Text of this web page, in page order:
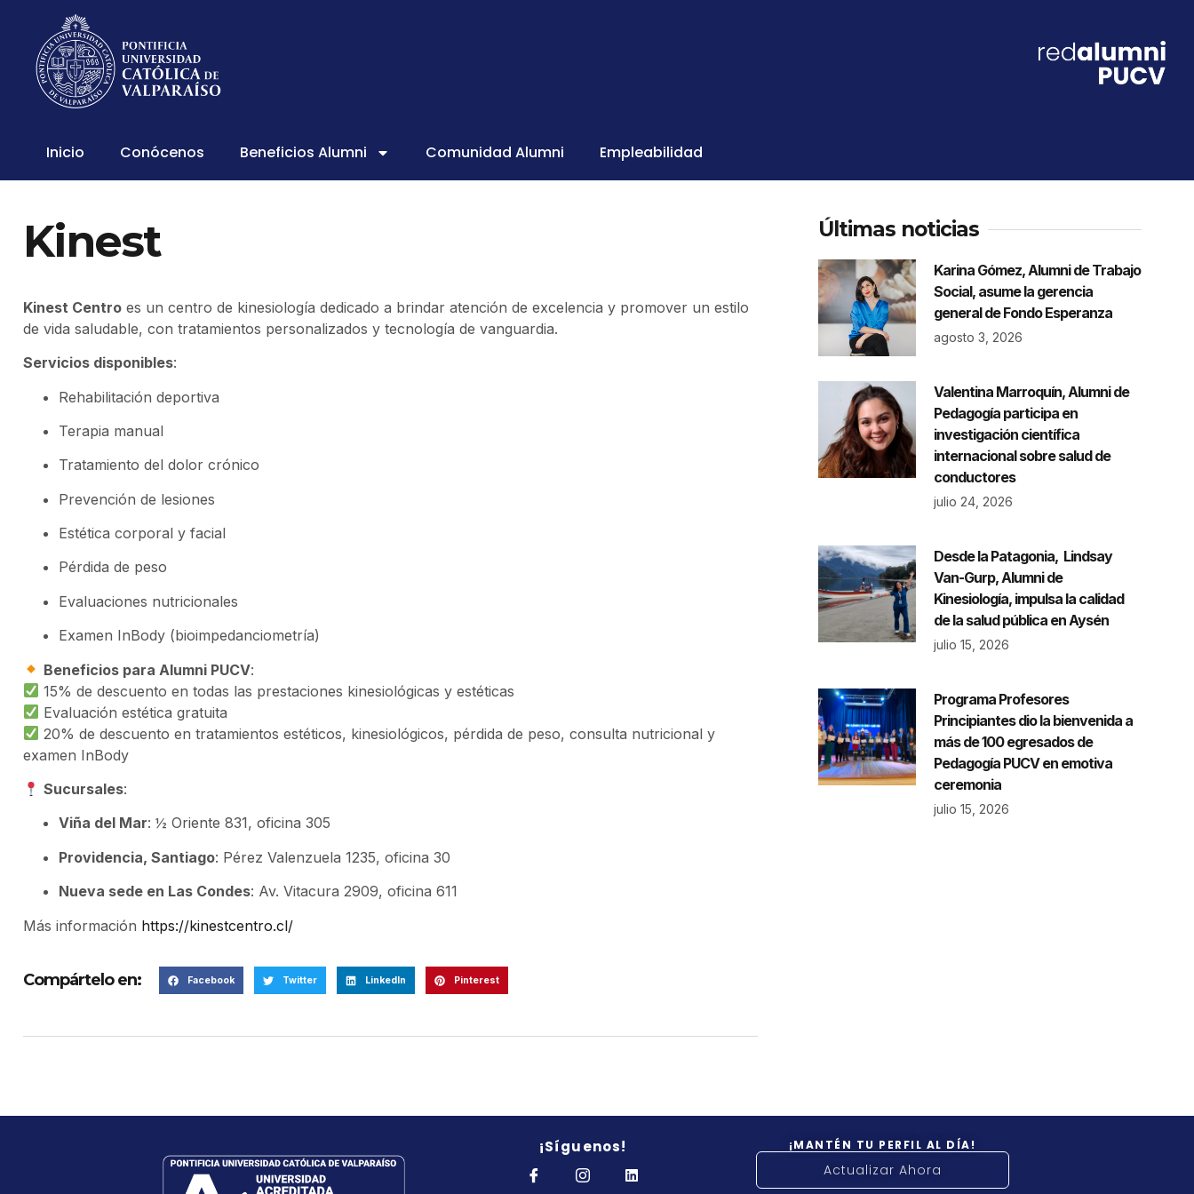
Inicio Conócenos Beneficios Alumni Comunidad Alumni Empleabilidad
Kinest
Kinest Centro es un centro de kinesiología dedicado a brindar atención de excelencia y promover un estilo
de vida saludable, con tratamientos personalizados y tecnología de vanguardia.
Servicios disponibles:
Rehabilitación deportiva
Terapia manual
Tratamiento del dolor crónico
Prevención de lesiones
Estética corporal y facial
Pérdida de peso
Evaluaciones nutricionales
Examen InBody (bioimpedanciometría)
Beneficios para Alumni PUCV:
15% de descuento en todas las prestaciones kinesiológicas y estéticas
Evaluación estética gratuita
20% de descuento en tratamientos estéticos, kinesiológicos, pérdida de peso, consulta nutricional y
examen InBody
Sucursales:
Viña del Mar: ½ Oriente 831, oficina 305
Providencia, Santiago: Pérez Valenzuela 1235, oficina 30
Nueva sede en Las Condes: Av. Vitacura 2909, oficina 611
Más información https://kinestcentro.cl/
Compártelo en: Facebook Twitter LinkedIn Pinterest
Últimas noticias
Karina Gómez, Alumni de Trabajo
Social, asume la gerencia
general de Fondo Esperanza
agosto 3, 2026
Valentina Marroquín, Alumni de
Pedagogía participa en
investigación científica
internacional sobre salud de
conductores
julio 24, 2026
Desde la Patagonia, Lindsay
Van-Gurp, Alumni de
Kinesiología, impulsa la calidad
de la salud pública en Aysén
julio 15, 2026
Programa Profesores
Principiantes dio la bienvenida a
más de 100 egresados de
Pedagogía PUCV en emotiva
ceremonia
julio 15, 2026
¡Síguenos! ¡MANTÉN TU PERFIL AL DÍA!
Actualizar Ahora